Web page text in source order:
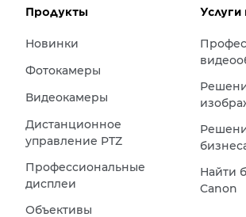
Продукты
Новинки
Фотокамеры
Видеокамеры
Дистанционное
управление PTZ
Профессиональные
дисплеи
Объективы
Найти
Canon